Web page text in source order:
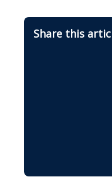
Share this